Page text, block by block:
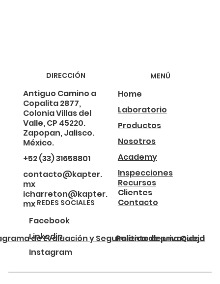
DIRECCIÓN
Antiguo Camino a
Copalita 2877,
Colonia Villas del
Valle, CP 45220.
Zapopan, Jalisco.
México.
+52 (33) 31658801
contacto@kapter.
mx
icharreton@kapter.
mx
MENÚ
Home
Nosotros
Laboratorio
Academy
Productos
Inspecciones
Recursos
Clientes
Contacto
REDES SOCIALES
Facebook
Linkedin
Instagram
Política de privacidad
de Evaluación y Seguimiento de una Queja